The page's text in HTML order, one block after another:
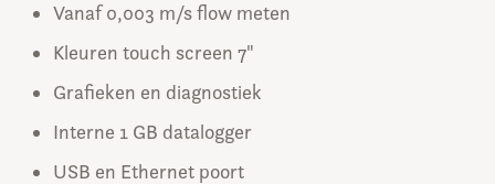
Vanaf 0,003 m/s flow meten
Kleuren touch screen 7"
Grafieken en diagnostiek
Interne 1 GB datalogger
USB en Ethernet poort